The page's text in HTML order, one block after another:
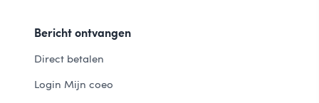
Bericht ontvangen
Direct betalen
Login Mijn coeo